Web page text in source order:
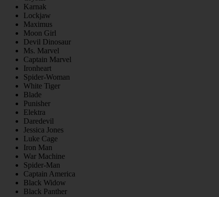
Karnak
Lockjaw
Maximus
Moon Girl
Devil Dinosaur
Ms. Marvel
Captain Marvel
Ironheart
Spider-Woman
White Tiger
Blade
Punisher
Elektra
Daredevil
Jessica Jones
Luke Cage
Iron Man
War Machine
Spider-Man
Captain America
Black Widow
Black Panther